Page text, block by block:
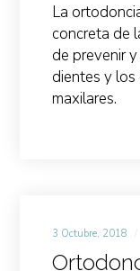
La
concreta de
de prevenir
dientes y
maxilares.
3 Octubre, 2018